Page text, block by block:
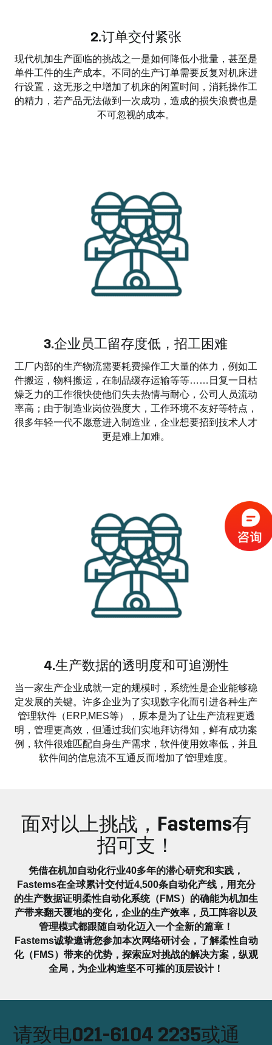
2.订单交付紧张
现代机加生产面临的挑战之一是如何降低小批量，甚至是
单件工件的生产成本。不同的生产订单需要反复对机床进
行设置，这无形之中增加了机床的闲置时间，消耗操作工
的精力，若产品无法做到一次成功，造成的损失浪费也是
不可忽视的成本。
3.企业员工留存度低，招工困难
工厂内部的生产物流需要耗费操作工大量的体力，例如工
件搬运，物料搬运，在制品缓存运输等等……日复一日枯
燥乏力的工作很快使他们失去热情与耐心，公司人员流动
率高；由于制造业岗位强度大，工作环境不友好等特点，
很多年轻一代不愿意进入制造业，企业想要招到技术人才
更是难上加难。
4.生产数据的透明度和可追溯性
当一家生产企业成就一定的规模时，系统性是企业能够稳
定发展的关键。许多企业为了实现数字化而引进各种生产
管理软件（ERP,MES等），原本是为了让生产流程更透
明，管理更高效，但通过我们实地拜访得知，鲜有成功案
例，软件很难匹配自身生产需求，软件使用效率低，并且
软件间的信息流不互通反而增加了管理难度。
面对以上挑战，Fastems有
招可支！
凭借在机加自动化行业40多年的潜心研究和实践，
Fastems在全球累计交付近4,500条自动化产线，用充分
的生产数据证明柔性自动化系统（FMS）的确能为机加生
产带来翻天覆地的变化，企业的生产效率，员工阵容以及
管理模式都跟随自动化迈入一个全新的篇章！
Fastems诚挚邀请您参加本次网络研讨会，了解柔性自动
化（FMS）带来的优势，探索应对挑战的解决方案，纵观
全局，为企业构造坚不可摧的顶层设计！
请致电021-6104 2235或通